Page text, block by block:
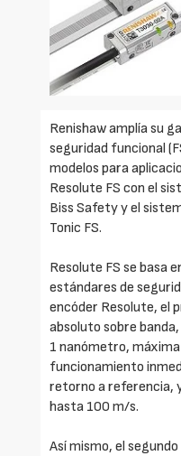
Renishaw amplía su
seguridad funcional
modelos para
Resolute FS con el
Biss Safety y el
Tonic FS.
Resolute FS se basa
estándares de
encóder Resolute, el
absoluto sobre
1 nanómetro,
funcionamiento
retorno a referencia,
hasta 100 m/s.
Así mismo, el